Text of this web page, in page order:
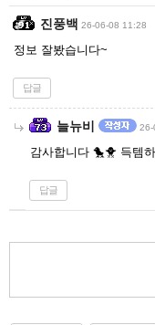
진풍백 26-06-08 11:28
정보 잘봤습니다~
답글
늘뉴비 26-
감사합니다 🐤🐥 득템
답글